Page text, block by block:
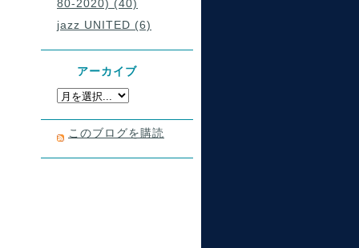
80-2020) (40)
jazz UNITED (6)
アーカイブ
このブログを購読